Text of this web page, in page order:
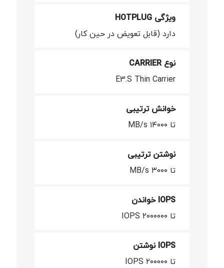
ویژگی HOTPLUG
دارد (قابل تعویض در حین کار)
نوع CARRIER
E3.S Thin Carrier
خوانش ترتیبی
تا ۱۴۰۰۰ MB/s
نوشتن ترتیبی
تا ۳۰۰۰ MB/s
IOPS خواندن
تا ۲۰۰۰۰۰۰ IOPS
IOPS نوشتن
تا ۲۰۰۰۰۰ IOPS